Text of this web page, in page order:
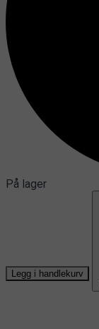
På lager
Legg i handlekurv